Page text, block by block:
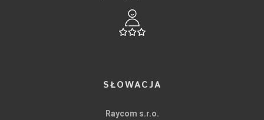
SŁOWACJA
Raycom s.r.o.